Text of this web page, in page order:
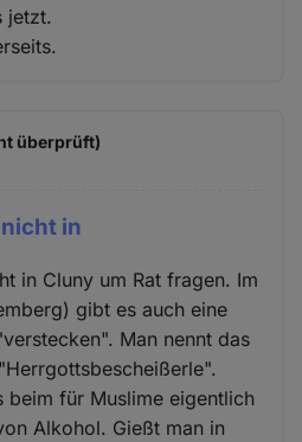
jetzt.
überprüft)
in
in Cluny um Rat fragen. Im
gibt es auch eine
Man nennt das
beim für Muslime eigentlich
Alkohol. Gießt man in